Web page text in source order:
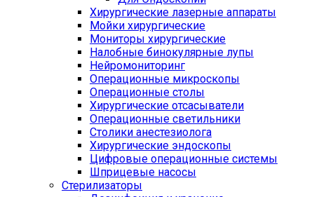
Хирургические лазерные аппараты
Мойки хирургические
Мониторы хирургические
Налобные бинокулярные лупы
Нейромониторинг
Операционные микроскопы
Операционные столы
Хирургические отсасыватели
Операционные светильники
Столики анестезиолога
Хирургические эндоскопы
Цифровые операционные системы
Шприцевые насосы
Стерилизаторы